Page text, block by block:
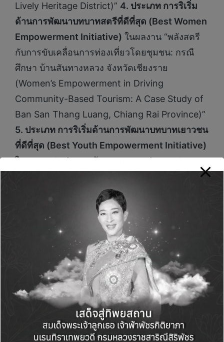
Lively Heritage District)” 4. ประเภท การริเริ่ม
ด้านการพัฒนาบทบาทสตรีที่ดีที่สุด (Best Women
Empowerment Initiative) ในผลงาน “พลังสตรี
กับการขับเคลื่อนการท่องเที่ยวโดยชุมชน: กรณี
ศึกษา บ้านสันทางหลวง จังหวัดเชียงราย
(Women’s Empowerment in Driving
Community-Based Tourism: A Case Study of
Ban San Thang Luang, Chiang Rai Province)”
5. ประเภท การริเริ่มด้านการพัฒนาบทบาทเยาวชน
ที่ดีที่สุด (Best Youth Empowerment Initiative)
ในผลงาน “กลุ่มชวนน้องออมถวายพ่อหลวง”
Thailand – Loei Youth Saving Group / SE For